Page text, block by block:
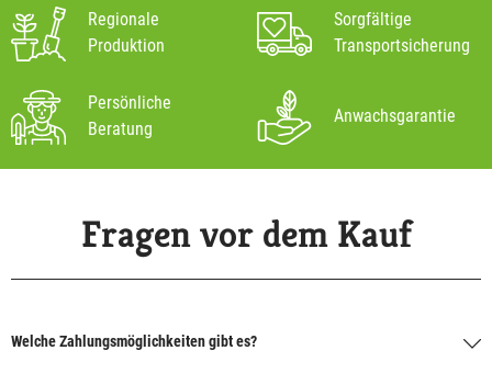
Regionale
Produktion
Sorgfältige
Transportsicherung
Persönliche
Beratung
Anwachsgarantie
Fragen vor dem Kauf
Welche Zahlungsmöglichkeiten gibt es?